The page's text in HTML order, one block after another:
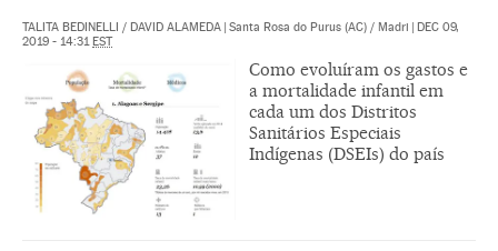
TALITA BEDINELLI / DAVID ALAMEDA | Santa Rosa do Purus (AC) / Madri | DEC 09,
2019 - 14:31EST
Como evoluíram os gastos e
a mortalidade infantil em
cada um dos Distritos
Sanitários Especiais
Indígenas (DSEIs) do país